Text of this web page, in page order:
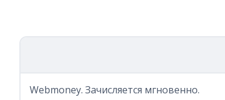
Webmoney. Зачисляется мгновенно.